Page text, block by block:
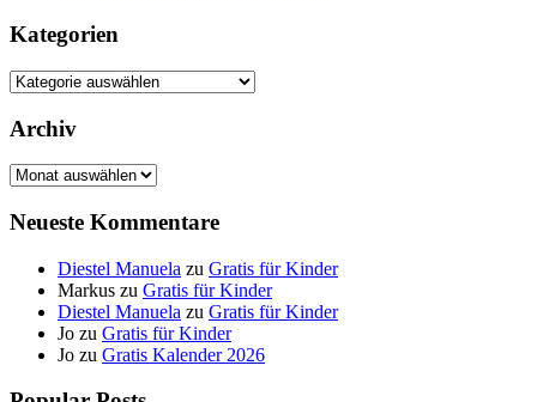
Kategorien
Kategorien
Archiv
Archiv
Neueste Kommentare
Diestel Manuela zu Gratis für Kinder
Markus zu Gratis für Kinder
Diestel Manuela zu Gratis für Kinder
Jo zu Gratis für Kinder
Jo zu Gratis Kalender 2026